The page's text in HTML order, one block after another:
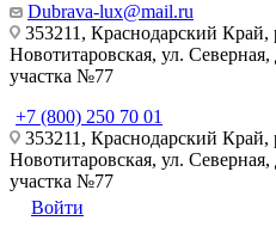
Dubrava-lux@mail.ru
353211, Краснодарский Край,
Новотитаровская, ул.
участка №77
+7 (800) 250 70 01
353211, Краснодарский Край,
Новотитаровская, ул.
участка №77
Войти